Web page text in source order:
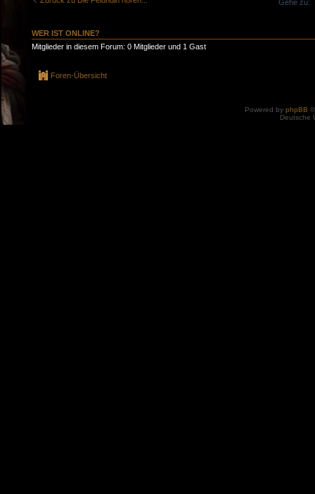
Gehe zu:
WER IST ONLINE?
Mitglieder in diesem Forum: 0 Mitglieder und 1 Gast
Foren-Übersicht
Powered by phpBB
Deutsche